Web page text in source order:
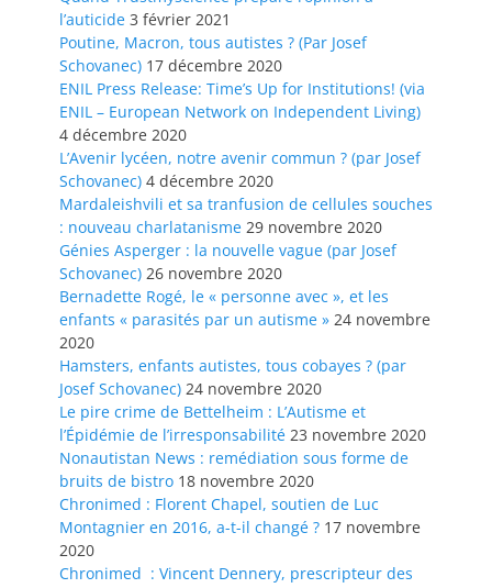
l’auticide 3 février 2021
Poutine, Macron, tous autistes ? (Par Josef
Schovanec) 17 décembre 2020
ENIL Press Release: Time’s Up for Institutions! (via
ENIL – European Network on Independent Living)
4 décembre 2020
L’Avenir lycéen, notre avenir commun ? (par Josef
Schovanec) 4 décembre 2020
Mardaleishvili et sa tranfusion de cellules souches
: nouveau charlatanisme 29 novembre 2020
Génies Asperger : la nouvelle vague (par Josef
Schovanec) 26 novembre 2020
Bernadette Rogé, le « personne avec », et les
enfants « parasités par un autisme » 24 novembre
2020
Hamsters, enfants autistes, tous cobayes ? (par
Josef Schovanec) 24 novembre 2020
Le pire crime de Bettelheim : L’Autisme et
l’Épidémie de l’irresponsabilité 23 novembre 2020
Nonautistan News : remédiation sous forme de
bruits de bistro 18 novembre 2020
Chronimed : Florent Chapel, soutien de Luc
Montagnier en 2016, a-t-il changé ? 17 novembre
2020
Chronimed : Vincent Dennery, prescripteur des